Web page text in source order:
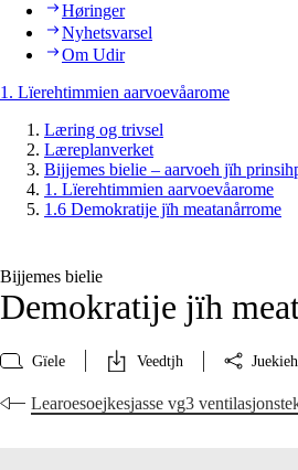
Høringer
Nyhetsvarsel
Om Udir
1. Lïerehtimmien aarvoevåarome
Læring og trivsel
Læreplanverket
Bijjemes bielie – aarvoeh jïh
1. Lïerehtimmien aarvoevåarome
1.6 Demokratije jïh meatanårrome
Bijjemes bielie
Demokratije jïh
Gïele Veedtjh Juekieh
Learoesoejkesjasse vg3